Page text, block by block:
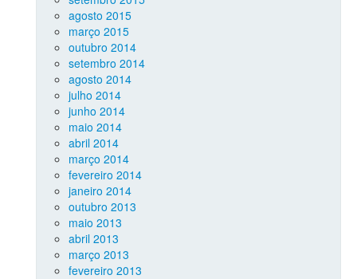
agosto 2015
março 2015
outubro 2014
setembro 2014
agosto 2014
julho 2014
junho 2014
maio 2014
abril 2014
março 2014
fevereiro 2014
janeiro 2014
outubro 2013
maio 2013
abril 2013
março 2013
fevereiro 2013